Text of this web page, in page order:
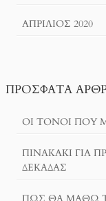
ΑΠΡΊΛΙΟΣ 2020
ΠΡΌΣΦΑΤΑ
ΟΙ ΤΌΝΟΙ ΠΟΥ
ΠΙΝΑΚΆΚΙ ΓΙΑ
ΔΕΚΆΔΑΣ